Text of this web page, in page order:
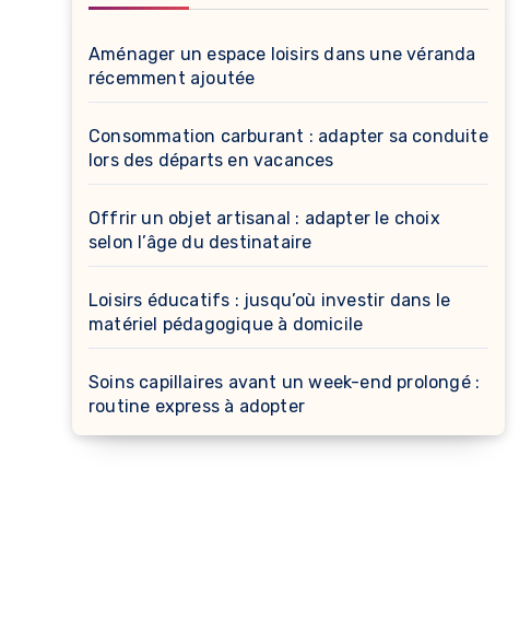
Aménager un espace loisirs dans une véranda
récemment ajoutée
Consommation carburant : adapter sa conduite
lors des départs en vacances
Offrir un objet artisanal : adapter le choix
selon l’âge du destinataire
Loisirs éducatifs : jusqu’où investir dans le
matériel pédagogique à domicile
Soins capillaires avant un week-end prolongé :
routine express à adopter